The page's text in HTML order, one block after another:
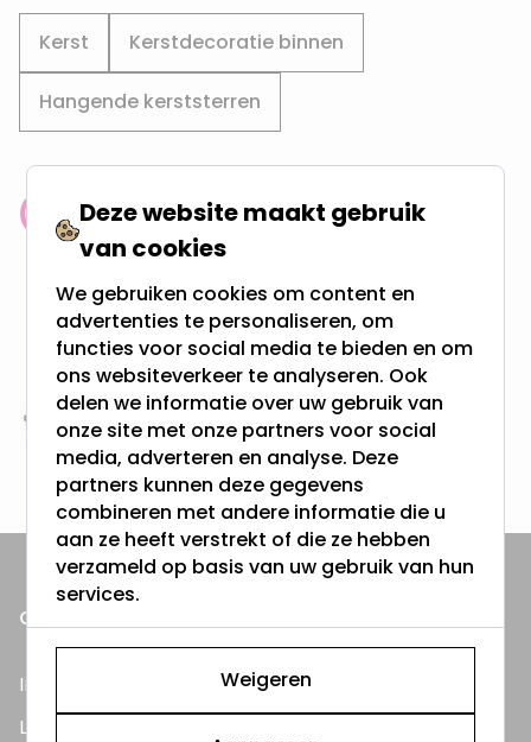
Kerst Kerstdecoratie binnen
Hangende kerststerren
Klantenbeoordeling: 9.4/10
meer dan 100.000 klanten gingen u voor
Gratis verzending + snel geleverd
Vanaf EUR100,- naar NL & BE
& 100 dagen recht op retour
Altijd uit eigen voorraad
3000m2 - 60.000+ Producten
ONZE PRODUCTEN
Inbouwspots
LED Lampen
Deze website maakt gebruik
van cookies
We gebruiken cookies om content en
advertenties te personaliseren, om
functies voor social media te bieden en om
ons websiteverkeer te analyseren. Ook
delen we informatie over uw gebruik van
onze site met onze partners voor social
media, adverteren en analyse. Deze
partners kunnen deze gegevens
combineren met andere informatie die u
aan ze heeft verstrekt of die ze hebben
verzameld op basis van uw gebruik van hun
services.
Weigeren